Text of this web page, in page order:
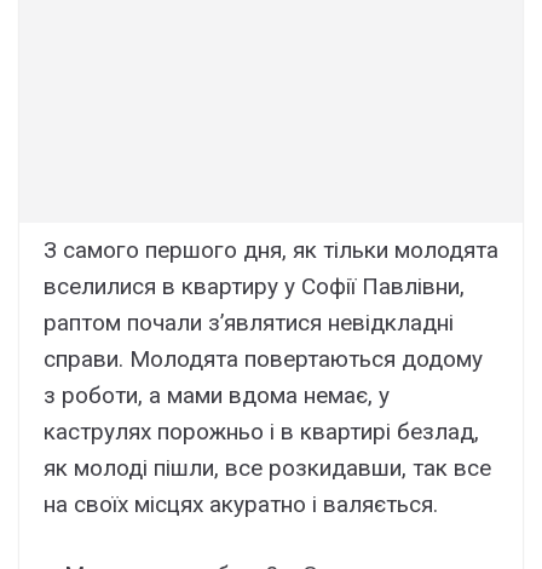
З самого першого дня, як тільки молодята
вселилися в квартиру у Софії Павлівни,
раптом почали з’являтися невідкладні
справи. Молодята повертаються додому
з роботи, а мами вдома немає, у
каструлях порожньо і в квартирі безлад,
як молоді пішли, все розкидавши, так все
на своїх місцях акуратно і валяється.